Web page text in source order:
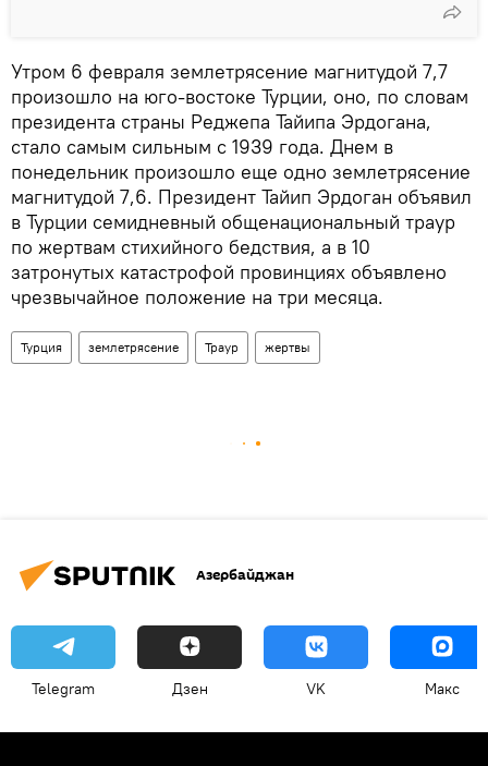
Утром 6 февраля землетрясение магнитудой 7,7
произошло на юго-востоке Турции, оно, по словам
президента страны Реджепа Тайипа Эрдогана,
стало самым сильным с 1939 года. Днем в
понедельник произошло еще одно землетрясение
магнитудой 7,6. Президент Тайип Эрдоган объявил
в Турции семидневный общенациональный траур
по жертвам стихийного бедствия, а в 10
затронутых катастрофой провинциях объявлено
чрезвычайное положение на три месяца.
Турция землетрясение Траур жертвы
Азербайджан
Telegram Дзен VK Макс